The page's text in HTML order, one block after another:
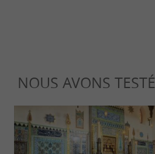
NOUS AVONS TESTÉ